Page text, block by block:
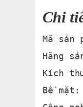
Chi
Mã sản
Hãng
Kích
Bề mặt: